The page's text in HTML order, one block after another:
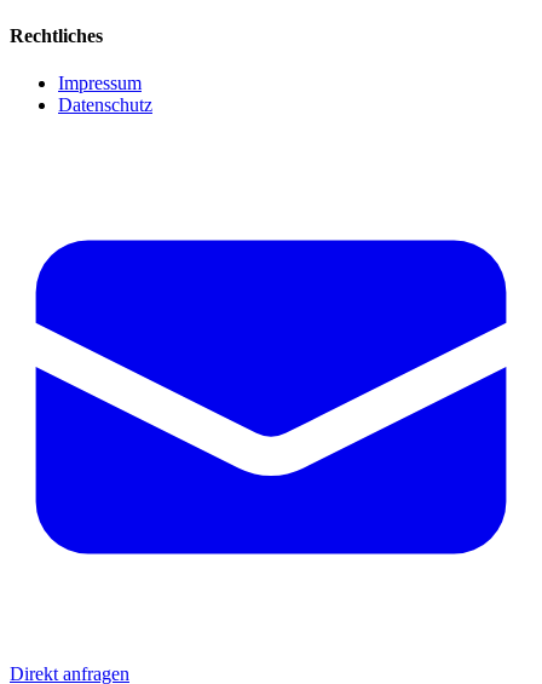
Rechtliches
Impressum
Datenschutz
Direkt anfragen